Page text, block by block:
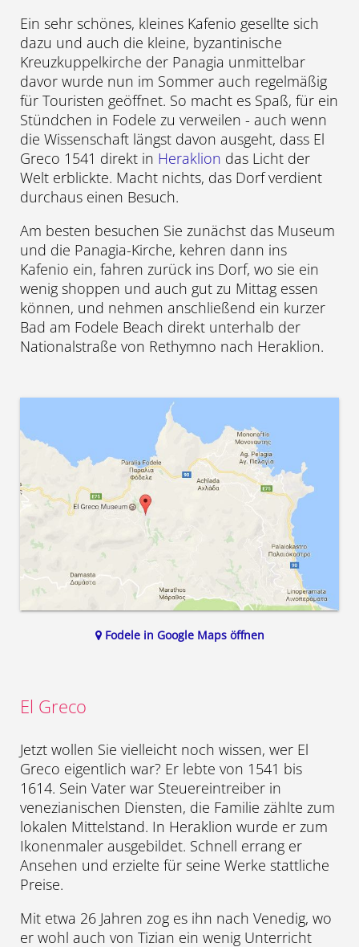
Ein sehr schönes, kleines Kafenio gesellte sich
dazu und auch die kleine, byzantinische
Kreuzkuppelkirche der Panagia unmittelbar
davor wurde nun im Sommer auch regelmäßig
für Touristen geöffnet. So macht es Spaß, für ein
Stündchen in Fodele zu verweilen - auch wenn
die Wissenschaft längst davon ausgeht, dass El
Greco 1541 direkt in Heraklion das Licht der
Welt erblickte. Macht nichts, das Dorf verdient
durchaus einen Besuch.
Am besten besuchen Sie zunächst das Museum
und die Panagia-Kirche, kehren dann ins
Kafenio ein, fahren zurück ins Dorf, wo sie ein
wenig shoppen und auch gut zu Mittag essen
können, und nehmen anschließend ein kurzer
Bad am Fodele Beach direkt unterhalb der
Nationalstraße von Rethymno nach Heraklion.
Fodele in Google Maps öffnen
El Greco
Jetzt wollen Sie vielleicht noch wissen, wer El
Greco eigentlich war? Er lebte von 1541 bis
1614. Sein Vater war Steuereintreiber in
venezianischen Diensten, die Familie zählte zum
lokalen Mittelstand. In Heraklion wurde er zum
Ikonenmaler ausgebildet. Schnell errang er
Ansehen und erzielte für seine Werke stattliche
Preise.
Mit etwa 26 Jahren zog es ihn nach Venedig, wo
er wohl auch von Tizian ein wenig Unterricht